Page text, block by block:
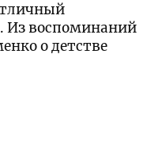
Из воспоминаний
о детстве